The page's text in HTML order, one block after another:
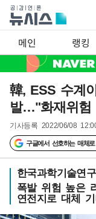
메인 랭킹
韓, ESS 수계
발…"화재위험
기사등록 2022/06/08
구글에서 선호하는 매체
한국과학기술연
폭발 위험 높은
연전지로 대체 기